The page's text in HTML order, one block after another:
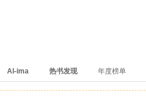
AI-ima 热书发现 年度榜单